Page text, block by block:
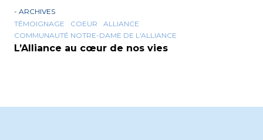
- ARCHIVES
TÉMOIGNAGE
COEUR
ALLIANCE
COMMUNAUTÉ NOTRE-DAME DE L'ALLIANCE
L’Alliance au cœur de nos vies